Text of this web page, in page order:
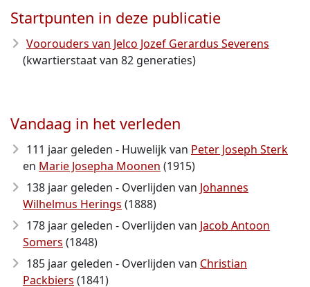
Startpunten in deze publicatie
Voorouders van Jelco Jozef Gerardus Severens
(kwartierstaat van 82 generaties)
Vandaag in het verleden
111 jaar geleden - Huwelijk van Peter Joseph Sterk
en Marie Josepha Moonen (1915)
138 jaar geleden - Overlijden van Johannes
Wilhelmus Herings (1888)
178 jaar geleden - Overlijden van Jacob Antoon
Somers (1848)
185 jaar geleden - Overlijden van Christian
Packbiers (1841)